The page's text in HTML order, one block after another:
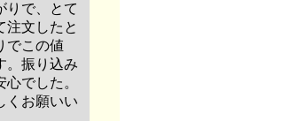
りで、とて
注文したと
でこの値
。振り込み
でした。
くお願いい